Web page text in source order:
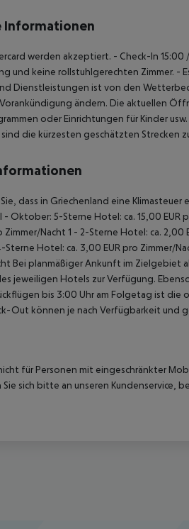
Informationen
werden akzeptiert. - Check-In 15:00
und keine rollstuhlgerechten Zimmer. -
Dienstleistungen ist von den
ändern. Die aktuellen
oder Einrichtungen für Kinder
sind die kürzesten geschätzten
dass in Griechenland eine
- Oktober: 5-Sterne Hotel: ca. 15,00 EUR
Zimmer/Nacht 1 - 2-Sterne Hotel: ca. 2,00
Sterne Hotel: ca. 3,00 EUR pro Zimmer/
Bei planmäßiger Ankunft im Zielgebiet
jeweiligen Hotels zur Verfügung.
bis 3:00 Uhr am Folgetag ist
Out können je nach Verfügbarkeit und
für Personen mit eingeschränkter
sich bitte an unseren Kundenservice,